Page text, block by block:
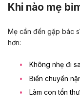
Khi nào mẹ
Mẹ cần đến gặp bác
hơn:
Không nhẹ đi
Biến chuyển
Làm con tổn